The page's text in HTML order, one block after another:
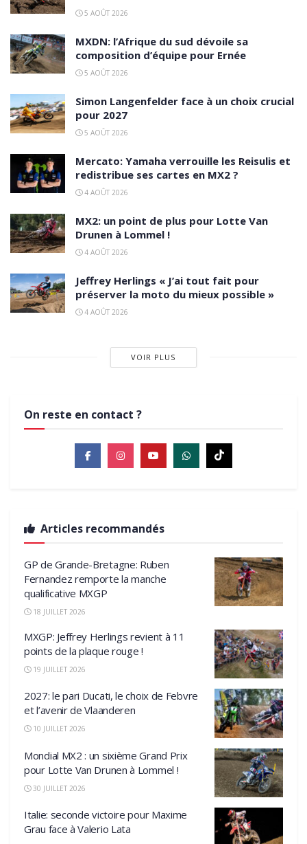
5 AOÛT 2026
MXDN: l’Afrique du sud dévoile sa
composition d’équipe pour Ernée
5 AOÛT 2026
Simon Langenfelder face à un choix crucial
pour 2027
5 AOÛT 2026
Mercato: Yamaha verrouille les Reisulis et
redistribue ses cartes en MX2 ?
4 AOÛT 2026
MX2: un point de plus pour Lotte Van
Drunen à Lommel !
4 AOÛT 2026
Jeffrey Herlings « J’ai tout fait pour
préserver la moto du mieux possible »
4 AOÛT 2026
VOIR PLUS
On reste en contact ?
Articles recommandés
GP de Grande-Bretagne: Ruben
Fernandez remporte la manche
qualificative MXGP
18 JUILLET 2026
MXGP: Jeffrey Herlings revient à 11
points de la plaque rouge !
19 JUILLET 2026
2027: le pari Ducati, le choix de Febvre
et l’avenir de Vlaanderen
10 JUILLET 2026
Mondial MX2 : un sixième Grand Prix
pour Lotte Van Drunen à Lommel !
30 JUILLET 2026
Italie: seconde victoire pour Maxime
Grau face à Valerio Lata